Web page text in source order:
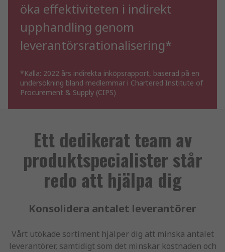
öka effektiviteten i indirekt
upphandling genom
leverantörsrationalisering*
*Källa: 2022 års indirekta inköpsrapport, baserad på en
undersökning bland medlemmar i Chartered Institute of
Procurement & Supply (CIPS)
Ett dedikerat team av
produktspecialister står
redo att hjälpa dig
Konsolidera antalet leverantörer
Vårt utökade sortiment hjälper dig att minska antalet
leverantörer, samtidigt som det minskar kostnaden och